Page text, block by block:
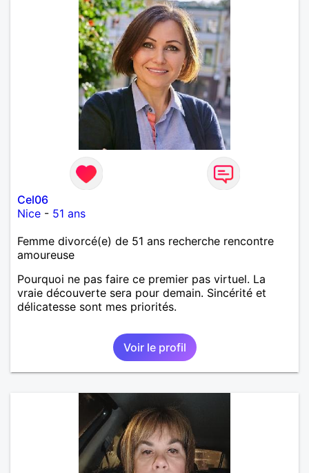
Cel06
Nice - 51 ans
Femme divorcé(e) de 51 ans recherche rencontre
amoureuse
Pourquoi ne pas faire ce premier pas virtuel. La
vraie découverte sera pour demain. Sincérité et
délicatesse sont mes priorités.
Voir le profil